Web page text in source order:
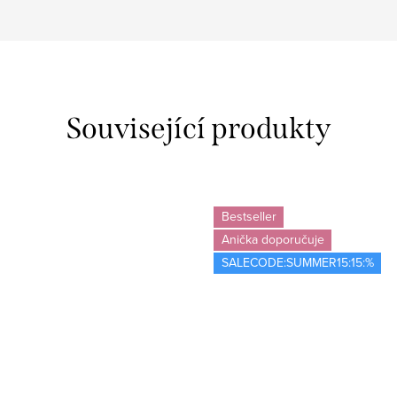
Související produkty
Bestseller
Anička doporučuje
SALECODE:SUMMER15:15:%